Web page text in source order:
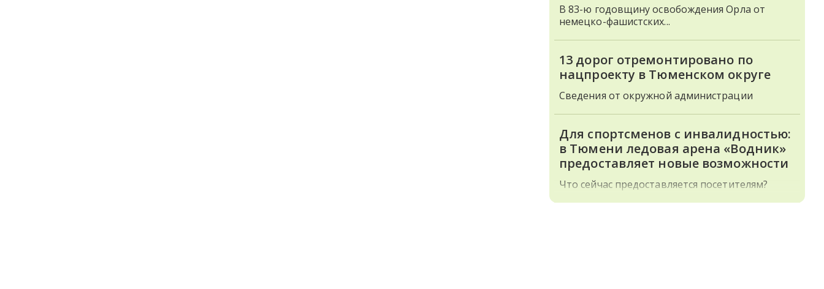
В 83-ю годовщину освобождения Орла от
немецко-фашистских...
13 дорог отремонтировано по
нацпроекту в Тюменском округе
Сведения от окружной администрации
Для спортсменов с инвалидностью:
в Тюмени ледовая арена «Водник»
предоставляет новые возможности
Что сейчас предоставляется посетителям?